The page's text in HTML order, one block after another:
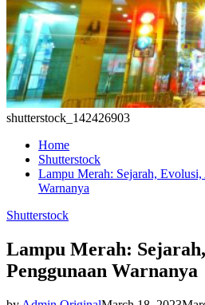
shutterstock_142426903
Home
Shutterstock
Lampu Merah: Sejarah, Evolusi,
Warnanya
Shutterstock
Lampu Merah:
Penggunaan Warnanya